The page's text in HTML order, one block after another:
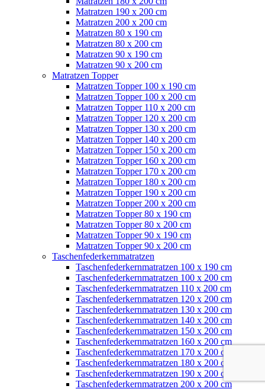
Matratzen 190 x 200 cm
Matratzen 200 x 200 cm
Matratzen 80 x 190 cm
Matratzen 80 x 200 cm
Matratzen 90 x 190 cm
Matratzen 90 x 200 cm
Matratzen Topper
Matratzen Topper 100 x 190 cm
Matratzen Topper 100 x 200 cm
Matratzen Topper 110 x 200 cm
Matratzen Topper 120 x 200 cm
Matratzen Topper 130 x 200 cm
Matratzen Topper 140 x 200 cm
Matratzen Topper 150 x 200 cm
Matratzen Topper 160 x 200 cm
Matratzen Topper 170 x 200 cm
Matratzen Topper 180 x 200 cm
Matratzen Topper 190 x 200 cm
Matratzen Topper 200 x 200 cm
Matratzen Topper 80 x 190 cm
Matratzen Topper 80 x 200 cm
Matratzen Topper 90 x 190 cm
Matratzen Topper 90 x 200 cm
Taschenfederkernmatratzen
Taschenfederkernmatratzen 100 x 190 cm
Taschenfederkernmatratzen 100 x 200 cm
Taschenfederkernmatratzen 110 x 200 cm
Taschenfederkernmatratzen 120 x 200 cm
Taschenfederkernmatratzen 130 x 200 cm
Taschenfederkernmatratzen 140 x 200 cm
Taschenfederkernmatratzen 150 x 200 cm
Taschenfederkernmatratzen 160 x 200 cm
Taschenfederkernmatratzen 170 x 200 cm
Taschenfederkernmatratzen 180 x 200 cm
Taschenfederkernmatratzen 190 x 200 cm
Taschenfederkernmatratzen 200 x 200 cm